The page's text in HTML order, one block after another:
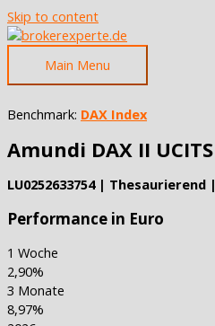
Skip to content
Main Menu
Benchmark: DAX Index
Amundi DAX II UCITS
LU0252633754 | Thesaurierend |
Performance in Euro
1 Woche
2,90%
3 Monate
8,97%